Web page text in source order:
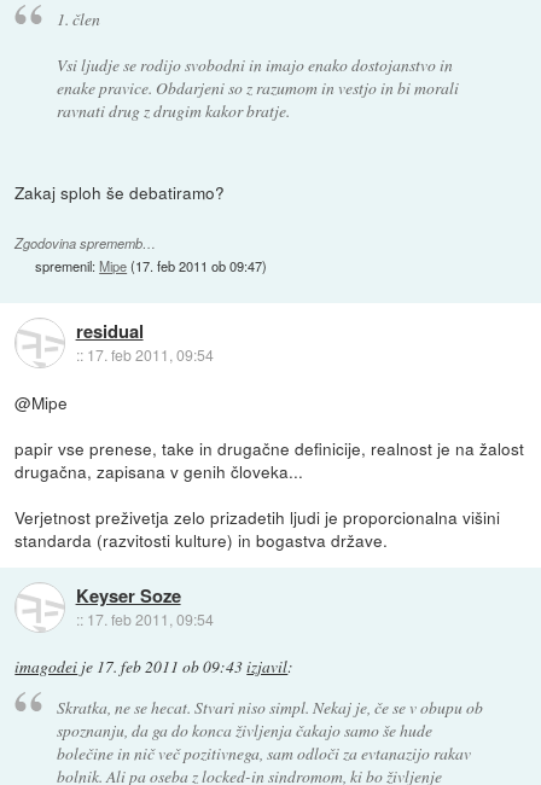
1. člen
Vsi ljudje se rodijo svobodni in imajo enako dostojanstvo in
enake pravice. Obdarjeni so z razumom in vestjo in bi morali
ravnati drug z drugim kakor bratje.
Zakaj sploh še debatiramo?
Zgodovina sprememb…
spremenil:Mipe(17. feb 2011 ob 09:47)
residual
:: 17. feb 2011, 09:54
@Mipe
papir vse prenese, take in drugačne definicije, realnost je na žalost
drugačna, zapisana v genih človeka...
Verjetnost preživetja zelo prizadetih ljudi je proporcionalna višini
standarda (razvitosti kulture) in bogastva države.
Keyser Soze
:: 17. feb 2011, 09:54
imagodei je 17. feb 2011 ob 09:43izjavil:
Skratka, ne se hecat. Stvari niso simpl. Nekaj je, če se v obupu ob
spoznanju, da ga do konca življenja čakajo samo še hude
bolečine in nič več pozitivnega, sam odloči za evtanazijo rakav
bolnik. Ali pa oseba z locked-in sindromom, ki bo življenje